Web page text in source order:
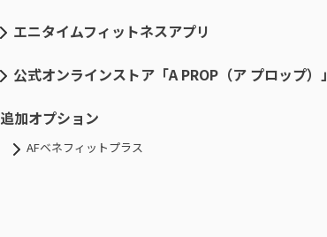
エニタイムフィットネスアプリ
公式オンラインストア「A PROP（ア プロップ）」
追加オプション
AFベネフィットプラス